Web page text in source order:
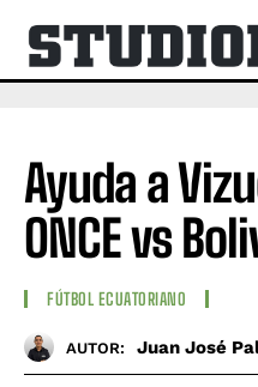
Ayuda a
ONCE vs
FÚTBOL ECUATORIANO
AUTOR: Juan José